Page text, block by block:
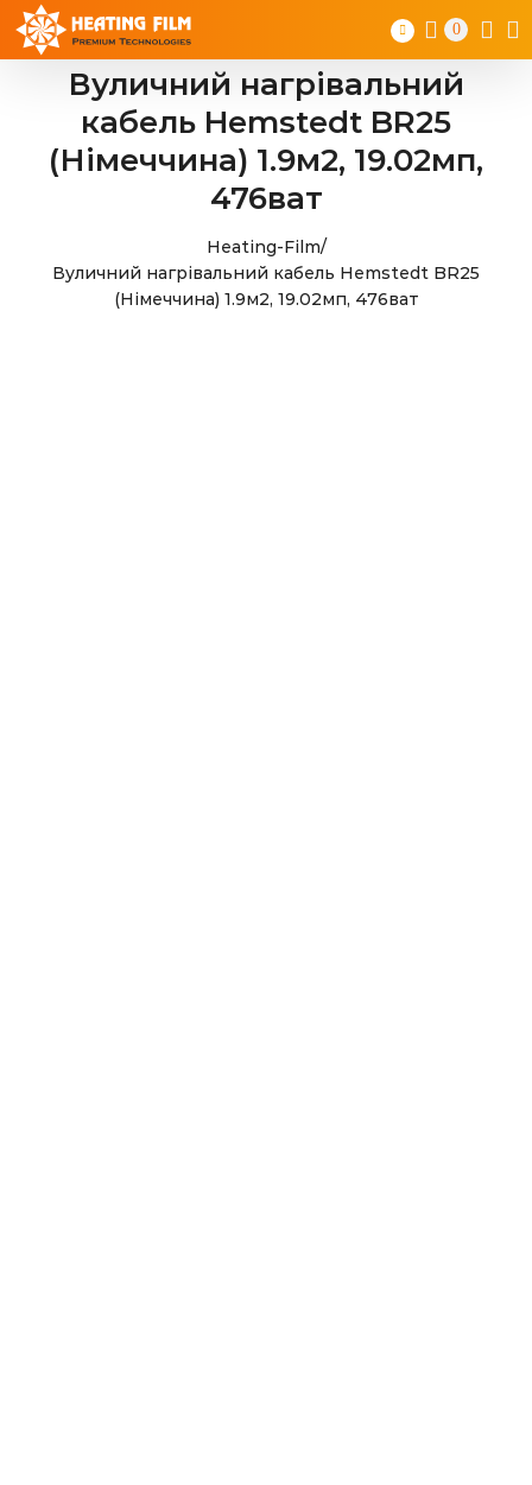
Skip
content
0
Вуличний нагрівальний
кабель Hemstedt BR25
(Німеччина) 1.9м2, 19.02мп,
476ват
Heating-Film/
Вуличний нагрівальний кабель Hemstedt BR25
(Німеччина) 1.9м2, 19.02мп, 476ват